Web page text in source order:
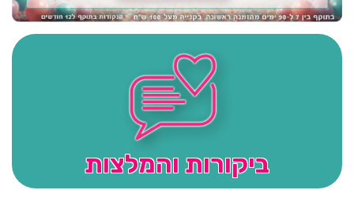
ביקורות והמלצות